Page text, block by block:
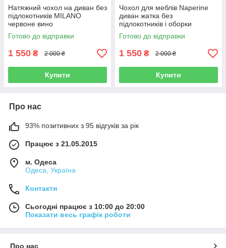
Натяжний чохол на диван без
підлокотників MILANO
червоне вино
Готово до відправки
1 550 ₴ 2 000 ₴
Купити
Чохол для меблів Naperine
диван жатка без
підлокотників і оборки
Готово до відправки
1 550 ₴ 2 000 ₴
Купити
Про нас
93% позитивних з 95 відгуків за рік
Працює з 21.05.2015
м. Одеса
Одеса, Україна
Контакти
Сьогодні працює з 10:00 до 20:00
Показати весь графік роботи
Про нас